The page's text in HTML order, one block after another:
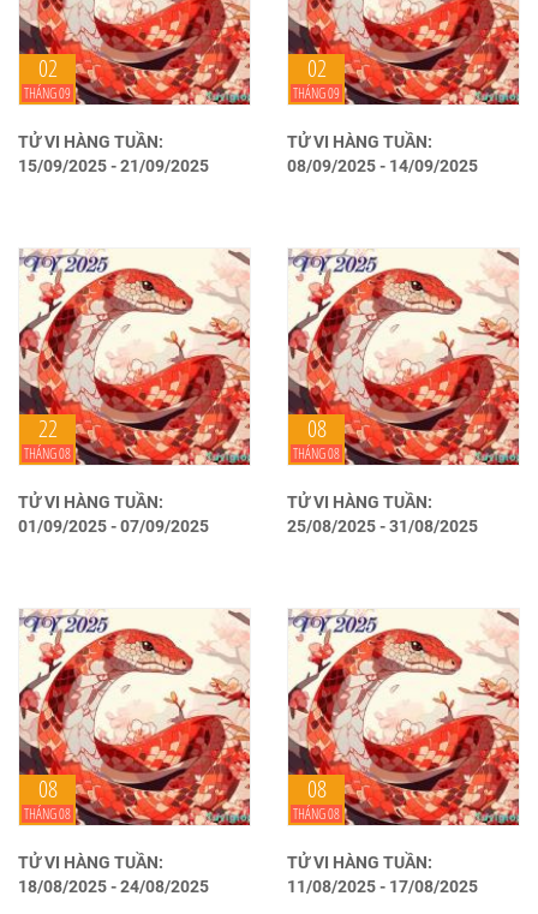
02
THÁNG 09
TỬ VI HÀNG TUẦN:
15/09/2025 - 21/09/2025
02
THÁNG 09
TỬ VI HÀNG TUẦN:
08/09/2025 - 14/09/2025
22
THÁNG 08
TỬ VI HÀNG TUẦN:
01/09/2025 - 07/09/2025
08
THÁNG 08
TỬ VI HÀNG TUẦN:
25/08/2025 - 31/08/2025
08
THÁNG 08
TỬ VI HÀNG TUẦN:
18/08/2025 - 24/08/2025
08
THÁNG 08
TỬ VI HÀNG TUẦN:
11/08/2025 - 17/08/2025